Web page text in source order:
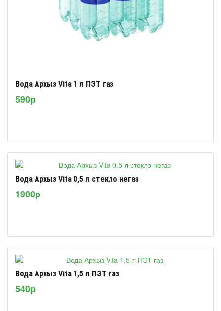
Вода Архыз Vita 1 л ПЭТ газ
590р
Вода Архыз Vita 0,5 л стекло негаз
1900р
Вода Архыз Vita 1,5 л ПЭТ газ
540р